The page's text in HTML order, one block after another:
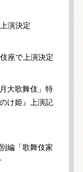
演決定
座で上演決定
大歌舞伎」特
け姫』上演記
編「歌舞伎家